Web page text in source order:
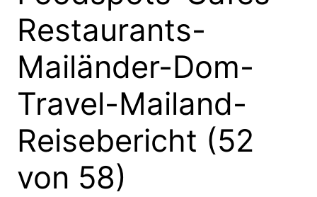
Restaurants-
Mailänder-Dom-
Travel-Mailand-
Reisebericht (52
von 58)